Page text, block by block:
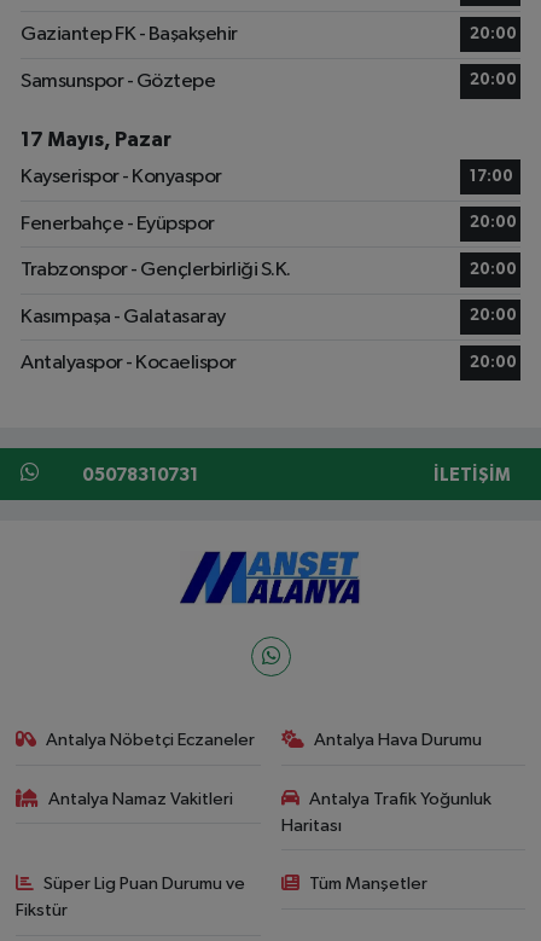
Gaziantep FK - Başakşehir 20:00
Samsunspor - Göztepe 20:00
17 Mayıs, Pazar
Kayserispor - Konyaspor
17:00
Fenerbahçe - Eyüpspor 20:00
Trabzonspor - Gençlerbirliği S.K. 20:00
Kasımpaşa - Galatasaray 20:00
Antalyaspor - Kocaelispor 20:00
05078310731 İLETIŞIM
Antalya Nöbetçi Eczaneler Antalya Hava Durumu
Antalya Namaz Vakitleri
Antalya Trafik Yoğunluk
Haritası
Süper Lig Puan Durumu ve
Fikstür
Tüm Manşetler